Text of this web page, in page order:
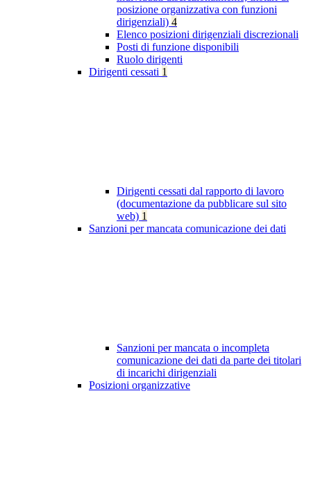
posizione organizzativa con funzioni
dirigenziali) 4
Elenco posizioni dirigenziali discrezionali
Posti di funzione disponibili
Ruolo dirigenti
Dirigenti cessati 1
Dirigenti cessati dal rapporto di lavoro
(documentazione da pubblicare sul sito
web) 1
Sanzioni per mancata comunicazione dei dati
Sanzioni per mancata o incompleta
comunicazione dei dati da parte dei titolari
di incarichi dirigenziali
Posizioni organizzative